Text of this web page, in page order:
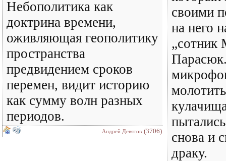
Небополитика как
доктрина времени,
оживляющая геополитику
пространства
предвидением сроков
перемен, видит историю
как сумму волн разных
периодов.
Андрей Девятов (3706)
своими
на него
„сотник
снова и
драку.